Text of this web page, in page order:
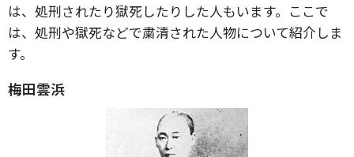
は、処刑されたり獄死したりした人もいます。ここで
は、処刑や獄死などで粛清された人物について紹介しま
す。
梅田雲浜